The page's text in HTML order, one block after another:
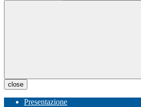
close
Presentazione